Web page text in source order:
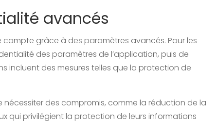
avancés
grâce à des paramètres avancés. Pour les
des paramètres de l’application, puis de
incluent des mesures telles que la protection de
des compromis, comme la réduction de la
qui privilégient la protection de leurs informations